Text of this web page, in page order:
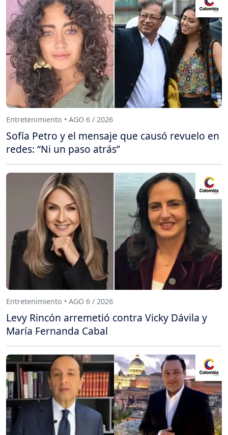
Entretenimiento • AGO 6 / 2026
Sofía Petro y el mensaje que causó revuelo en
redes: “Ni un paso atrás”
Entretenimiento • AGO 6 / 2026
Levy Rincón arremetió contra Vicky Dávila y
María Fernanda Cabal